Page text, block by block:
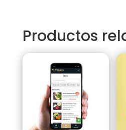
Productos